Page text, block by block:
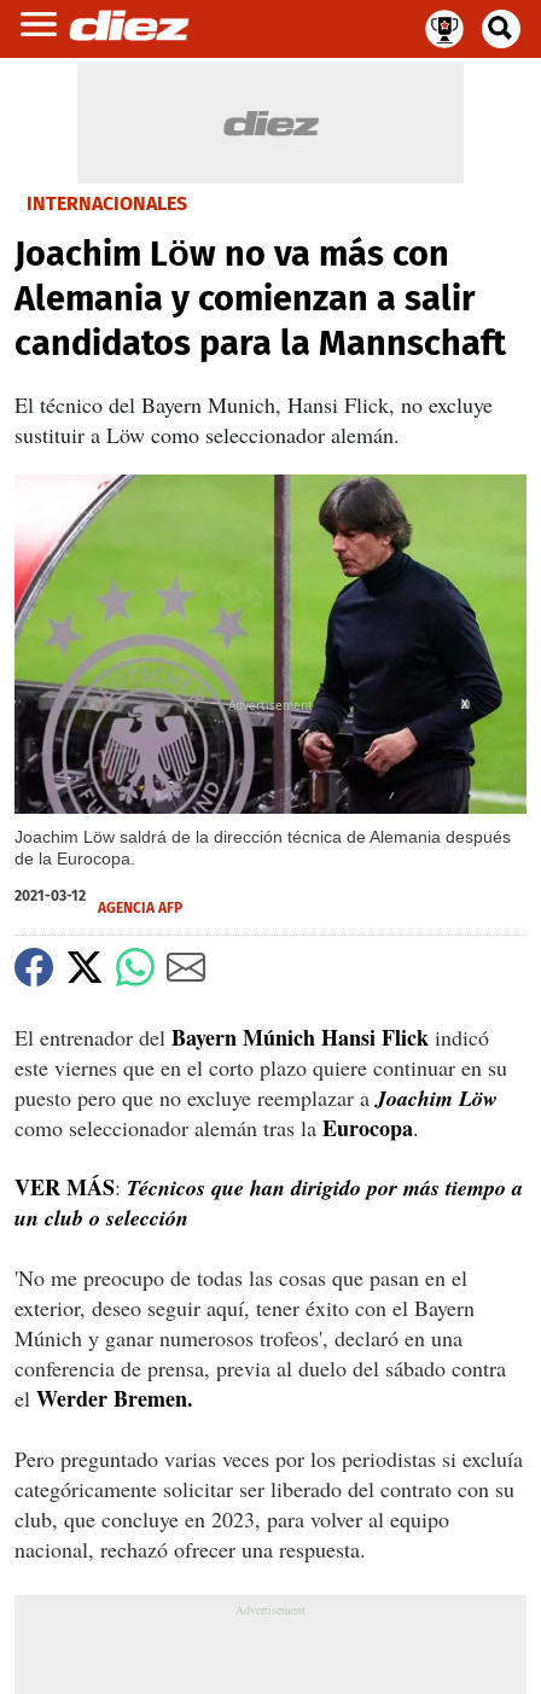
INTERNACIONALES
Joachim Löw no va más con
Alemania y comienzan a salir
candidatos para la Mannschaft
El técnico del Bayern Munich, Hansi Flick, no excluye
sustituir a Löw como seleccionador alemán.
Joachim Löw saldrá de la dirección técnica de Alemania después
de la Eurocopa.
X
2021-03-12
AGENCIA AFP
El entrenador del Bayern Múnich Hansi Flick indicó
este viernes que en el corto plazo quiere continuar en su
puesto pero que no excluye reemplazar aJoachim Löw
como seleccionador alemán tras la Eurocopa.
VER MÁS: Técnicos que han dirigido por más tiempo a
un club o selección
'No me preocupo de todas las cosas que pasan en el
exterior, deseo seguir aquí, tener éxito con el Bayern
Múnich y ganar numerosos trofeos', declaró en una
conferencia de prensa, previa al duelo del sábado contra
el Werder Bremen.
Pero preguntado varias veces por los periodistas si excluía
categóricamente solicitar ser liberado del contrato con su
club, que concluye en 2023, para volver al equipo
nacional, rechazó ofrecer una respuesta.